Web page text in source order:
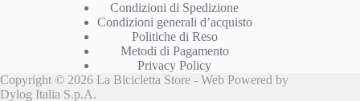
Condizioni di Spedizione
Condizioni generali d’acquisto
Politiche di Reso
Metodi di Pagamento
Privacy Policy
Copyright © 2026 La Bicicletta Store - Web Powered by
Dylog Italia S.p.A.